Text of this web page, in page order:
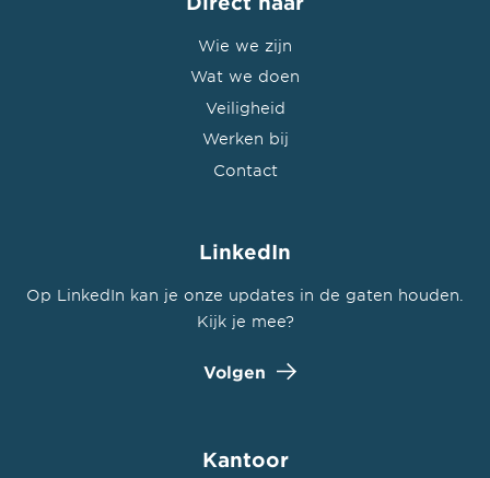
Wie we zijn
Wat we doen
Veiligheid
Werken bij
Contact
LinkedIn
Op LinkedIn kan je onze updates in de gaten houden.
Kijk je mee?
Volgen
Kantoor